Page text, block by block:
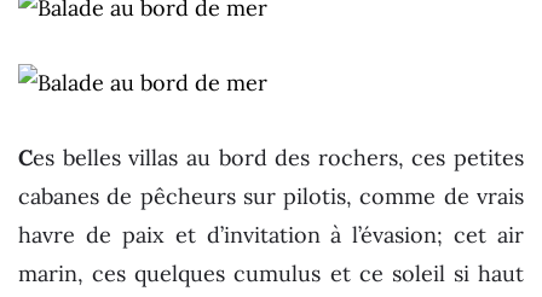
Ces belles villas au bord des rochers, ces petites
cabanes de pêcheurs sur pilotis, comme de vrais
havre de paix et d’invitation à l’évasion; cet air
marin, ces quelques cumulus et ce soleil si haut